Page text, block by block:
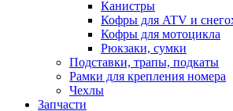
Канистры
Кофры для ATV и
Кофры для мотоцикла
Рюкзаки, сумки
Подставки, трапы, подкаты
Рамки для крепления номера
Чехлы
Запчасти